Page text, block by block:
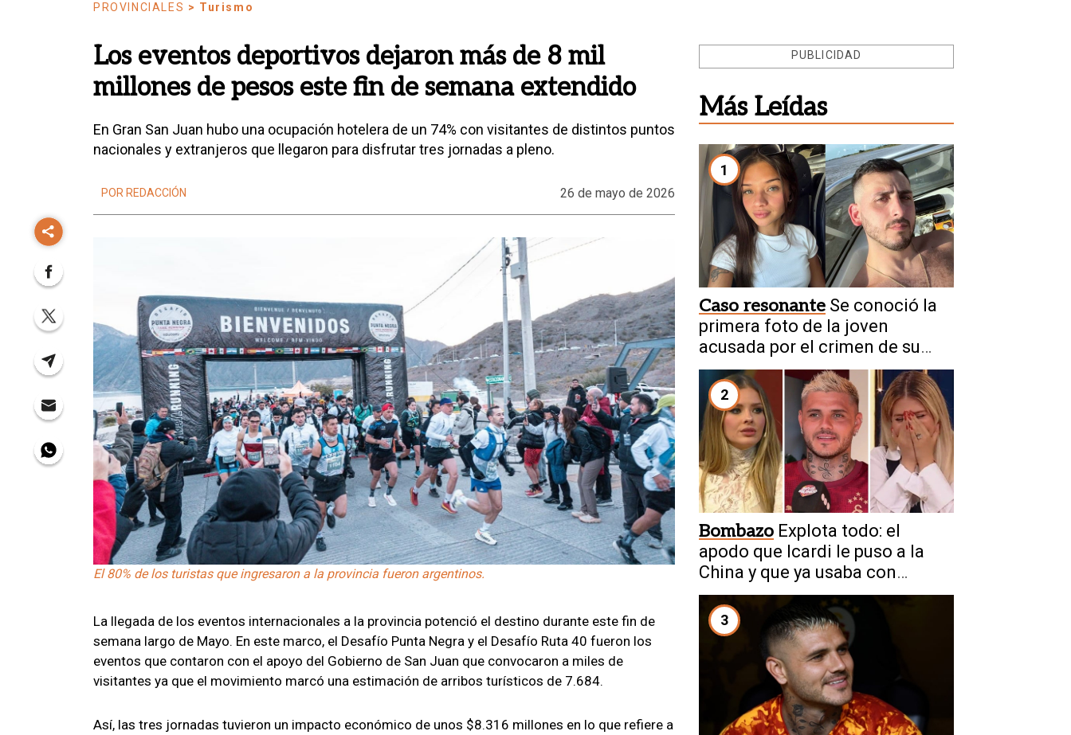
PROVINCIALES > Turismo
Los eventos deportivos dejaron más de 8 mil
millones de pesos este fin de semana extendido
En Gran San Juan hubo una ocupación hotelera de un 74% con visitantes de distintos puntos
nacionales y extranjeros que llegaron para disfrutar tres jornadas a pleno.
POR REDACCIÓN 26 de mayo de 2026
El 80% de los turistas que ingresaron a la provincia fueron argentinos.
La llegada de los eventos internacionales a la provincia potenció el destino durante este fin de
semana largo de Mayo. En este marco, el Desafío Punta Negra y el Desafío Ruta 40 fueron los
eventos que contaron con el apoyo del Gobierno de San Juan que convocaron a miles de
visitantes ya que el movimiento marcó una estimación de arribos turísticos de 7.684.
Así, las tres jornadas tuvieron un impacto económico de unos $8.316 millones en lo que refiere a
PUBLICIDAD
Más Leídas
1
Caso resonante Se conoció la
primera foto de la joven
acusada por el crimen de su
novio en Chaco
2
Bombazo Explota todo: el
apodo que Icardi le puso a la
China y que ya usaba con
Wanda
3